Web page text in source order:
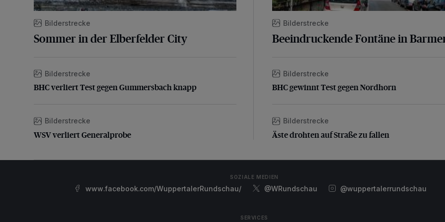
Bilderstrecke
Sommer in der Elberfelder City
BHC verliert Test gegen Gummersbach knapp
Bilderstrecke
BHC verliert Test gegen Gummersbach knapp
WSV verliert Generalprobe
Bilderstrecke
WSV verliert Generalprobe
Bilderstrecke
Beeindruckende Fontäne in
BHC gewinnt Test gegen Nordhorn
Bilderstrecke
BHC gewinnt Test gegen Nordhorn
Äste drohten auf Straße zu fallen
Bilderstrecke
Äste drohten auf Straße zu fallen
SOZIALE MEDIEN
www.facebook.com/WuppertalerRundschau/ @WRundschau @wuppertalerrundschau
SERVICES